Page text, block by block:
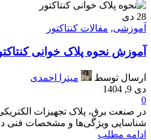
28 دی
آموزشی, مقالات کنتاکتور
آموزش نحوه پلاک خوانی
ارسال توسط
میترا احمدی
دی 9, 1404
0
در صنعت برق، پلاک تجهیزات
شناسایی ویژگی‌ها و مشخصات فنی
ادامه مطلب